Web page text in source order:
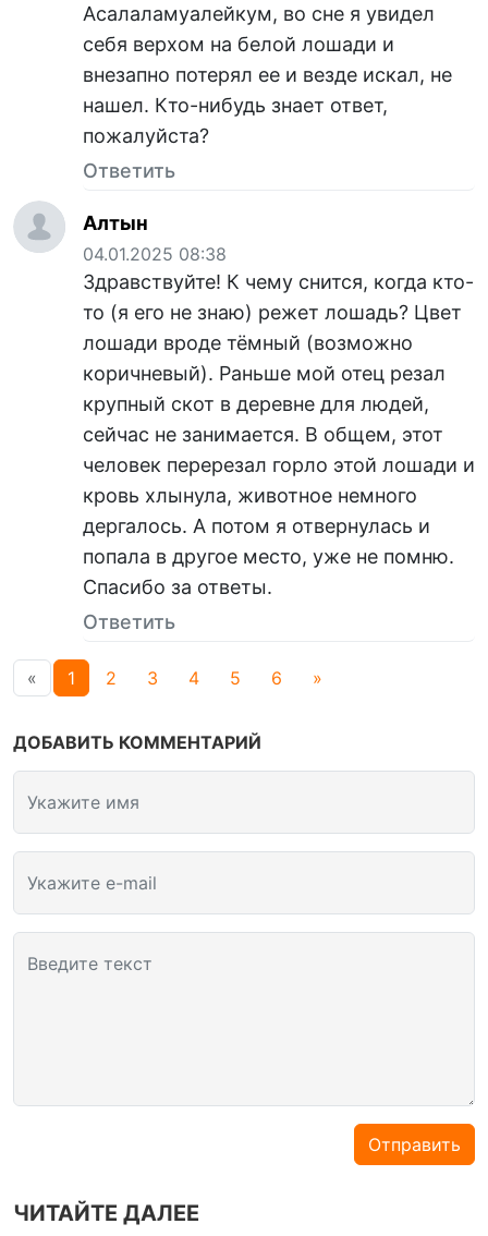
Асалаламуалейкум, во сне я увидел
себя верхом на белой лошади и
внезапно потерял ее и везде искал, не
нашел. Кто-нибудь знает ответ,
пожалуйста?
Ответить
Алтын
04.01.2025 08:38
Здравствуйте! К чему снится, когда кто-
то (я его не знаю) режет лошадь? Цвет
лошади вроде тёмный (возможно
коричневый). Раньше мой отец резал
крупный скот в деревне для людей,
сейчас не занимается. В общем, этот
человек перерезал горло этой лошади и
кровь хлынула, животное немного
дергалось. А потом я отвернулась и
попала в другое место, уже не помню.
Спасибо за ответы.
Ответить
« 1 2 3 4 5 6 »
ДОБАВИТЬ КОММЕНТАРИЙ
Укажите имя
Укажите e-mail
Введите текст
Отправить
ЧИТАЙТЕ ДАЛЕЕ